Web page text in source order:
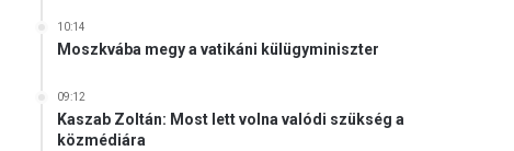
10:14
Moszkvába megy a vatikáni külügyminiszter
09:12
Kaszab Zoltán: Most lett volna valódi szükség a
közmédiára